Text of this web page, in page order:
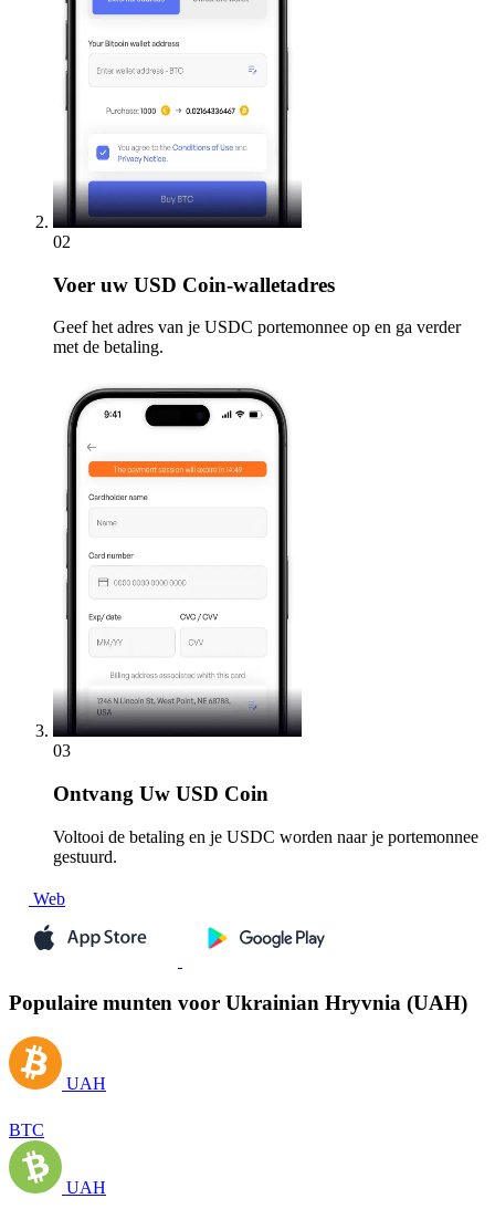
02
Voer uw USD Coin-walletadres
Geef het adres van je USDC portemonnee op en ga verder
met de betaling.
03
Ontvang Uw USD Coin
Voltooi de betaling en je USDC worden naar je portemonnee
gestuurd.
Web
Populaire munten voor Ukrainian Hryvnia (UAH)
UAH
BTC
UAH